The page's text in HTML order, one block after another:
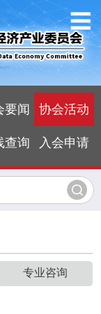
要闻 协会活动
查询 入会申请
专业咨询